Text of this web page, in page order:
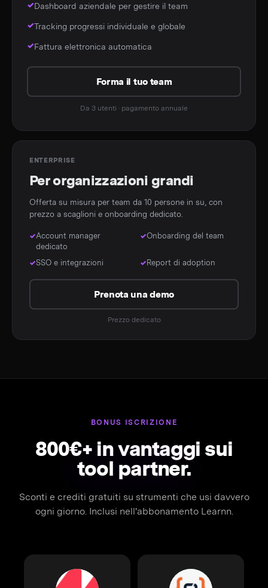
Dashboard aziendale per gestire il team
Tracking progressi individuale e globale
Fattura elettronica automatica
Forma il tuo team
Da 3 utenti · pagamento annuale
ENTERPRISE
Per organizzazioni grandi
Offerta su misura per team da 10 persone in su, con
prezzo a scaglioni e onboarding dedicato.
Account manager
dedicato
Onboarding del team
SSO e integrazioni Report di adoption
Prenota una demo
Prezzo dedicato
BONUS ISCRIZIONE
800€+ in vantaggi sui
tool partner.
Sconti e crediti gratuiti su strumenti che usi davvero
ogni giorno. Inclusi nell'abbonamento Learnn.